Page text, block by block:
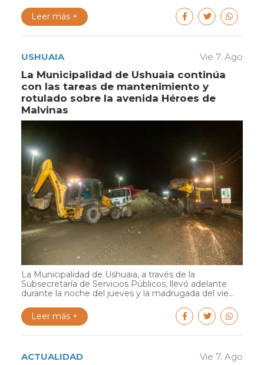
Leer más +
USHUAIA Vie 7. Ago
La Municipalidad de Ushuaia continúa
con las tareas de mantenimiento y
rotulado sobre la avenida Héroes de
Malvinas
La Municipalidad de Ushuaia, a través de la
Subsecretaría de Servicios Públicos, llevó adelante
durante la noche del jueves y la madrugada del vie...
Leer más +
ACTUALIDAD Vie 7. Ago